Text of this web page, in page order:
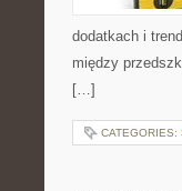
dodatkach i
między
[…]
CATEGORIES: